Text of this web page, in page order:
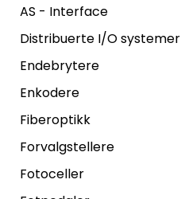
AS - Interface
Distribuerte I/O systemer
Endebrytere
Enkodere
Fiberoptikk
Forvalgstellere
Fotoceller